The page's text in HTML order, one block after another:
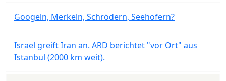
Googeln, Merkeln, Schrödern, Seehofern?
Israel greift Iran an. ARD berichtet "vor Ort" aus
Istanbul (2000 km weit).